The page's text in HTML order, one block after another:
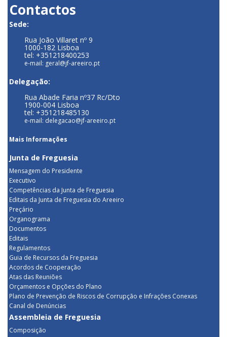
Contactos
Sede:
Rua João Villaret nº 9
1000-182 Lisboa
tel: +351218400253
e-mail: geral@jf-areeiro.pt
Delegação:
Rua Abade Faria nº37 Rc/Dto
1900-004 Lisboa
tel: +351218485130
e-mail: delegacao@jf-areeiro.pt
Mais Informações
Junta de Freguesia
Mensagem do Presidente
Executivo
Competências da Junta de Freguesia
Editais da Junta de Freguesia do Areeiro
Preçário
Organograma
Documentos
Editais
Regulamentos
Guia de Recursos da Freguesia
Acordos de Cooperação
Atas das Reuniões
Orçamentos e Opções do Plano
Plano de Prevenção de Riscos de Corrupção e Infrações Conexas
Canal de Denúncias
Assembleia de Freguesia
Composição